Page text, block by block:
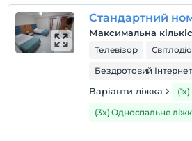
Правила готелю
перевірь
En erken saat 14:00 ve sonrası
Останній 11:00 і раніше
домашня тварина
Стандартний
Максимальна
Телевізор
Бездротовий Інтернет
Варіанти ліжка
(3x) Односпальне